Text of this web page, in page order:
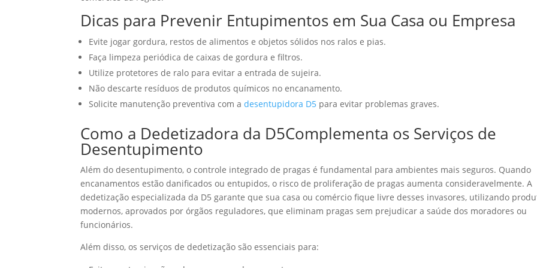
Dicas para Prevenir Entupimentos em Sua Casa ou Empresa
Evite jogar gordura, restos de alimentos e objetos sólidos nos ralos e pias.
Faça limpeza periódica de caixas de gordura e filtros.
Utilize protetores de ralo para evitar a entrada de sujeira.
Não descarte resíduos de produtos químicos no encanamento.
Solicite manutenção preventiva com adesentupidora D5 para evitar problemas graves.
Como a Dedetizadora da D5Complementa os Serviços de
Desentupimento
Além do desentupimento, o controle integrado de pragas é fundamental para ambientes mais seguros. Quando
encanamentos estão danificados ou entupidos, o risco de proliferação de pragas aumenta consideravelmente. A
dedetização especializada da D5 garante que sua casa ou comércio fique livre desses invasores, utilizando
modernos, aprovados por órgãos reguladores, que eliminam pragas sem prejudicar a saúde dos moradores ou
funcionários.
Além disso, os serviços de dedetização são essenciais para: